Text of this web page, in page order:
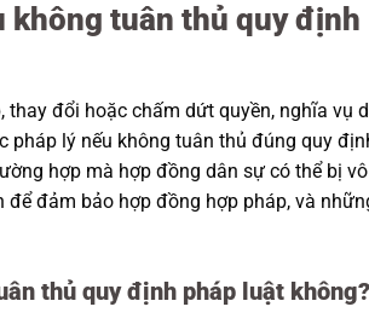
không tuân thủ quy định
đổi hoặc chấm dứt quyền, nghĩa vụ
pháp lý nếu không tuân thủ đúng quy
hợp mà hợp đồng dân sự có thể bị vô
đảm bảo hợp đồng hợp pháp, và
thủ quy định pháp luật không?